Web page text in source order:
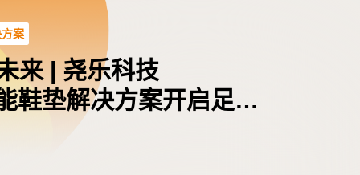
聚 | 尧乐科技SENSOR
彩回顾
）荣获「希熠奖·材料
」
轮车鞍座占位检测传感
全双升级
案
来 | 尧乐科技
鞋垫解决方案开启足下
| 尧乐科技携手纤知智
性压力感知新边界
聚 | 尧乐科技SENSOR
彩回顾
）荣获「希熠奖·材料
」